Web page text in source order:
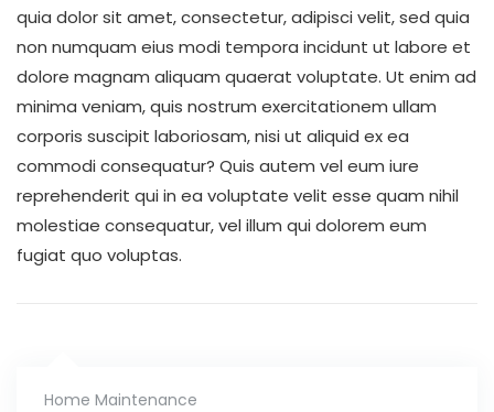
quia dolor sit amet, consectetur, adipisci velit, sed quia
non numquam eius modi tempora incidunt ut labore et
dolore magnam aliquam quaerat voluptate. Ut enim ad
minima veniam, quis nostrum exercitationem ullam
corporis suscipit laboriosam, nisi ut aliquid ex ea
commodi consequatur? Quis autem vel eum iure
reprehenderit qui in ea voluptate velit esse quam nihil
molestiae consequatur, vel illum qui dolorem eum
fugiat quo voluptas.
Home Maintenance